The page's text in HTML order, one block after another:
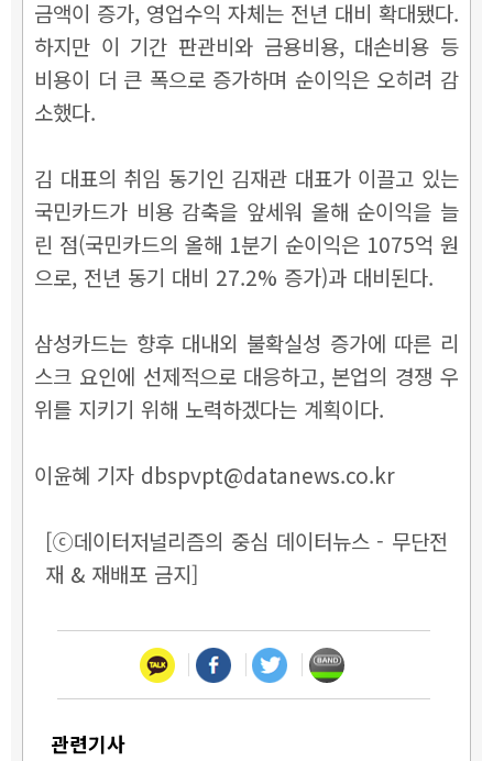
금액이 증가, 영업수익 자체는 전년 대비 확대됐다.
하지만 이 기간 판관비와 금용비용, 대손비용 등
비용이 더 큰 폭으로 증가하며 순이익은 오히려 감
소했다.
김 대표의 취임 동기인 김재관 대표가 이끌고 있는
국민카드가 비용 감축을 앞세워 올해 순이익을 늘
린 점(국민카드의 올해 1분기 순이익은 1075억 원
으로, 전년 동기 대비 27.2% 증가)과 대비된다.
삼성카드는 향후 대내외 불확실성 증가에 따른 리
스크 요인에 선제적으로 대응하고, 본업의 경쟁 우
위를 지키기 위해 노력하겠다는 계획이다.
이윤혜 기자 dbspvpt@datanews.co.kr
[ⓒ데이터저널리즘의 중심 데이터뉴스 - 무단전
재 & 재배포 금지]
관련기사